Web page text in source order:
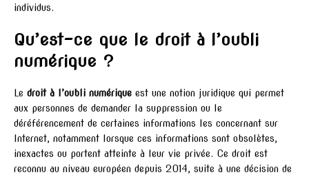
individus.
Qu’est-ce que le droit à l’oubli
numérique ?
Le droit à l’oubli numérique est une notion juridique qui permet
aux personnes de demander la suppression ou le
déréférencement de certaines informations les concernant sur
Internet, notamment lorsque ces informations sont obsolètes,
inexactes ou portent atteinte à leur vie privée. Ce droit est
reconnu au niveau européen depuis 2014, suite à une décision de